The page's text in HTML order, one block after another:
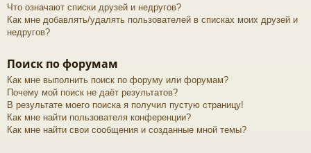
Что означают списки друзей и недругов?
Как мне добавлять/удалять пользователей в списках моих друзей и
недругов?
Поиск по форумам
Как мне выполнить поиск по форуму или форумам?
Почему мой поиск не даёт результатов?
В результате моего поиска я получил пустую страницу!
Как мне найти пользователя конференции?
Как мне найти свои сообщения и созданные мной темы?